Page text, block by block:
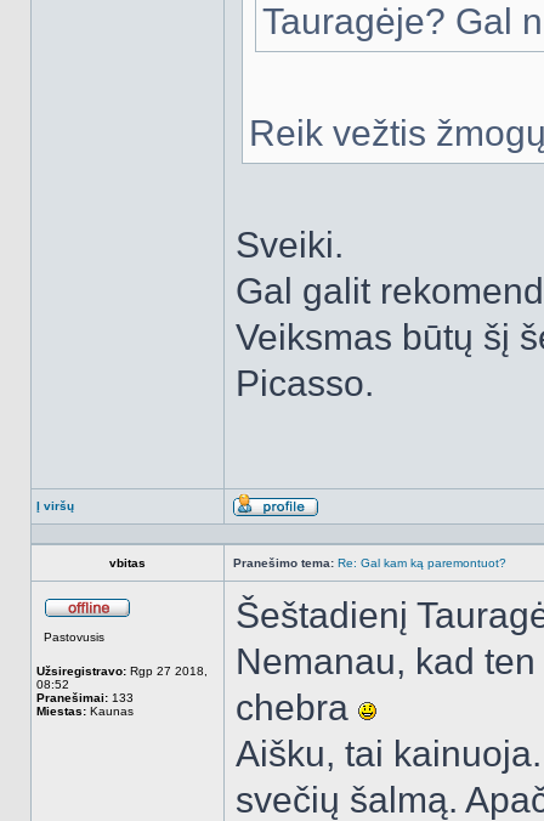
Tauragėje? Gal
Reik vežtis
Sveiki.
Gal galit
Veiksmas būtų šį
Picasso.
Į viršų
Aprašymas
vbitas Pranešimo tema: Re: Gal kam ką paremontuot?
Pastovusis
Užsiregistravo: Rgp 27 2018,
08:52
Pranešimai: 133
Miestas: Kaunas
Šeštadienį
Nemanau, kad
chebra
Aišku, tai
svečių šalmą.